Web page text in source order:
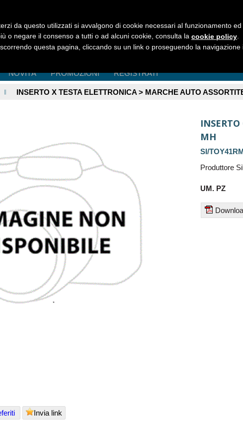
NOVITÀ PROMOZIONI REGISTRATI
INSERTO X TESTA ELETTRONICA > MARCHE AUTO
MH
SI/
Produttore
UM. PZ
Invia link
da questo utilizzati si avvalgono di cookie necessari al funzionamento
o negare il consenso a tutti o ad alcuni cookie, consulta la cookie policy
questa pagina, cliccando su un link o proseguendo la navigazione